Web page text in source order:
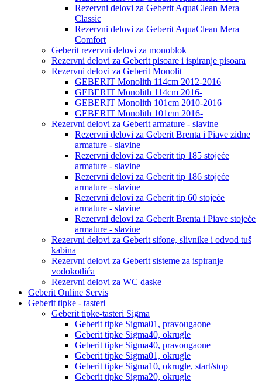
Rezervni delovi za Geberit AquaClean Mera
Classic
Rezervni delovi za Geberit AquaClean Mera
Comfort
Geberit rezervni delovi za monoblok
Rezervni delovi za Geberit pisoare i ispiranje pisoara
Rezervni delovi za Geberit Monolit
GEBERIT Monolith 114cm 2012-2016
GEBERIT Monolith 114cm 2016-
GEBERIT Monolith 101cm 2010-2016
GEBERIT Monolith 101cm 2016-
Rezervni delovi za Geberit armature - slavine
Rezervni delovi za Geberit Brenta i Piave zidne
armature - slavine
Rezervni delovi za Geberit tip 185 stojeće
armature - slavine
Rezervni delovi za Geberit tip 186 stojeće
armature - slavine
Rezervni delovi za Geberit tip 60 stojeće
armature - slavine
Rezervni delovi za Geberit Brenta i Piave stojeće
armature - slavine
Rezervni delovi za Geberit sifone, slivnike i odvod tuš
kabina
Rezervni delovi za Geberit sisteme za ispiranje
vodokotlića
Rezervni delovi za WC daske
Geberit Online Servis
Geberit tipke - tasteri
Geberit tipke-tasteri Sigma
Geberit tipke Sigma01, pravougaone
Geberit tipke Sigma40, okrugle
Geberit tipke Sigma40, pravougaone
Geberit tipke Sigma01, okrugle
Geberit tipke Sigma10, okrugle, start/stop
Geberit tipke Sigma20, okrugle